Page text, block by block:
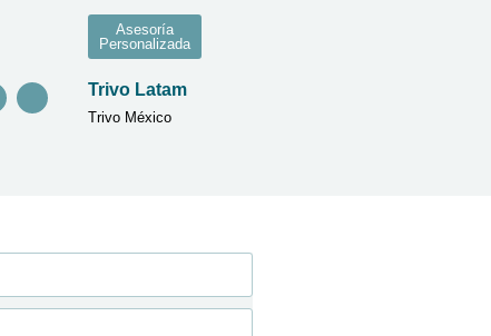
Asesoría
Personalizada
Trivo Latam
Trivo México